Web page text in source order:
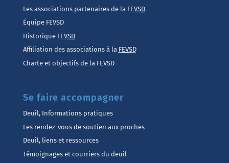
Les associations partenaires de la FEVSD
Équipe FEVSD
Historique FEVSD
Affiliation des associations à la FEVSD
Charte et objectifs de la FEVSD
Se faire accompagner
Deuil, Informations pratiques
Les rendez-vous de soutien aux proches
Deuil, liens et ressources
Témoignages et courriers du deuil